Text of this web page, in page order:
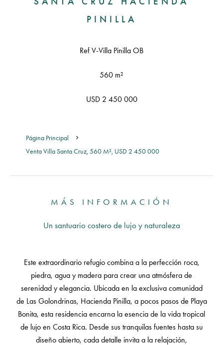
PINILLA
Ref V-Villa Pinilla OB
560 m²
USD 2 450 000
Página Principal
Venta Villa Santa Cruz, 560 M², USD 2 450 000
MÁS INFORMACIÓN
Un santuario costero de lujo y naturaleza
Este extraordinario refugio combina a la perfección roca,
piedra, agua y madera para crear una atmósfera de
serenidad y elegancia. Ubicada en la exclusiva comunidad
de Las Golondrinas, Hacienda Pinilla, a pocos pasos de Playa
Bonita, esta residencia encarna la esencia de la vida tropical
de lujo en Costa Rica. Desde sus tranquilas fuentes hasta su
diseño abierto, cada detalle invita a la relajación,